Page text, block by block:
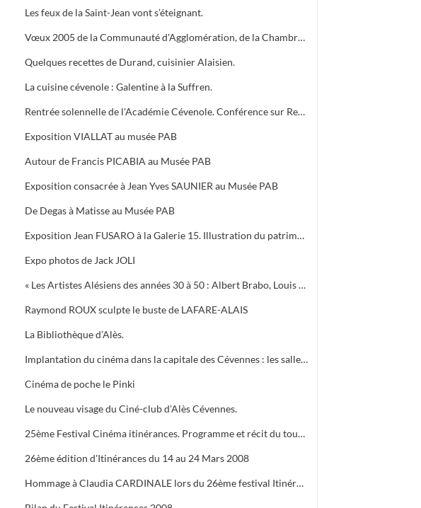
Les feux de la Saint-Jean vont s’éteignant.
Vœux 2005 de la Communauté d'Agglomération, de la Chambre de Commerce, 5 bougies pour la Médiathèque
Quelques recettes de Durand, cuisinier Alaisien.
La cuisine cévenole : Galentine à la Suffren.
Rentrée solennelle de l'Académie Cévenole. Conférence sur Renoir et Albert ANDRE, une amitié (1894-1919)
Exposition VIALLAT au musée PAB
Autour de Francis PICABIA au Musée PAB
Exposition consacrée à Jean Yves SAUNIER au Musée PAB
De Degas à Matisse au Musée PAB
Exposition Jean FUSARO à la Galerie 15. Illustration du patrimoine alésien
Expo photos de Jack JOLI
« Les Artistes Alésiens des années 30 à 50 : Albert Brabo, Louis Cabanes, Louis Arcaix et René Aberlenc » par Annie Corbier
Raymond ROUX sculpte le buste de LAFARE-ALAIS
La Bibliothèque d’Alès.
Implantation du cinéma dans la capitale des Cévennes : les salles du début du siècle à nos jours.
Cinéma de poche le Pinki
Le nouveau visage du Ciné-club d’Alès Cévennes.
25ème Festival Cinéma itinérances. Programme et récit du tournage dans les cévennes d' "Un homme de trop"
26ème édition d'Itinérances du 14 au 24 Mars 2008
Hommage à Claudia CARDINALE lors du 26ème festival Itinérances. En photo avec Max ROUSTAN, Maire